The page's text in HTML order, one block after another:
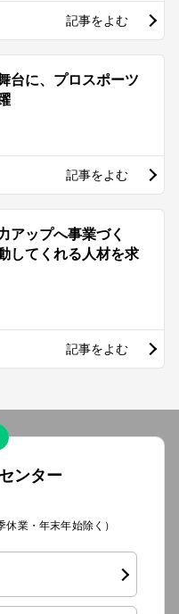
記事をよむ
台に、プロスポーツ
記事をよむ
アップへ事業づく
してくれる人材を求
記事をよむ
ンター
業・年末年始除く）